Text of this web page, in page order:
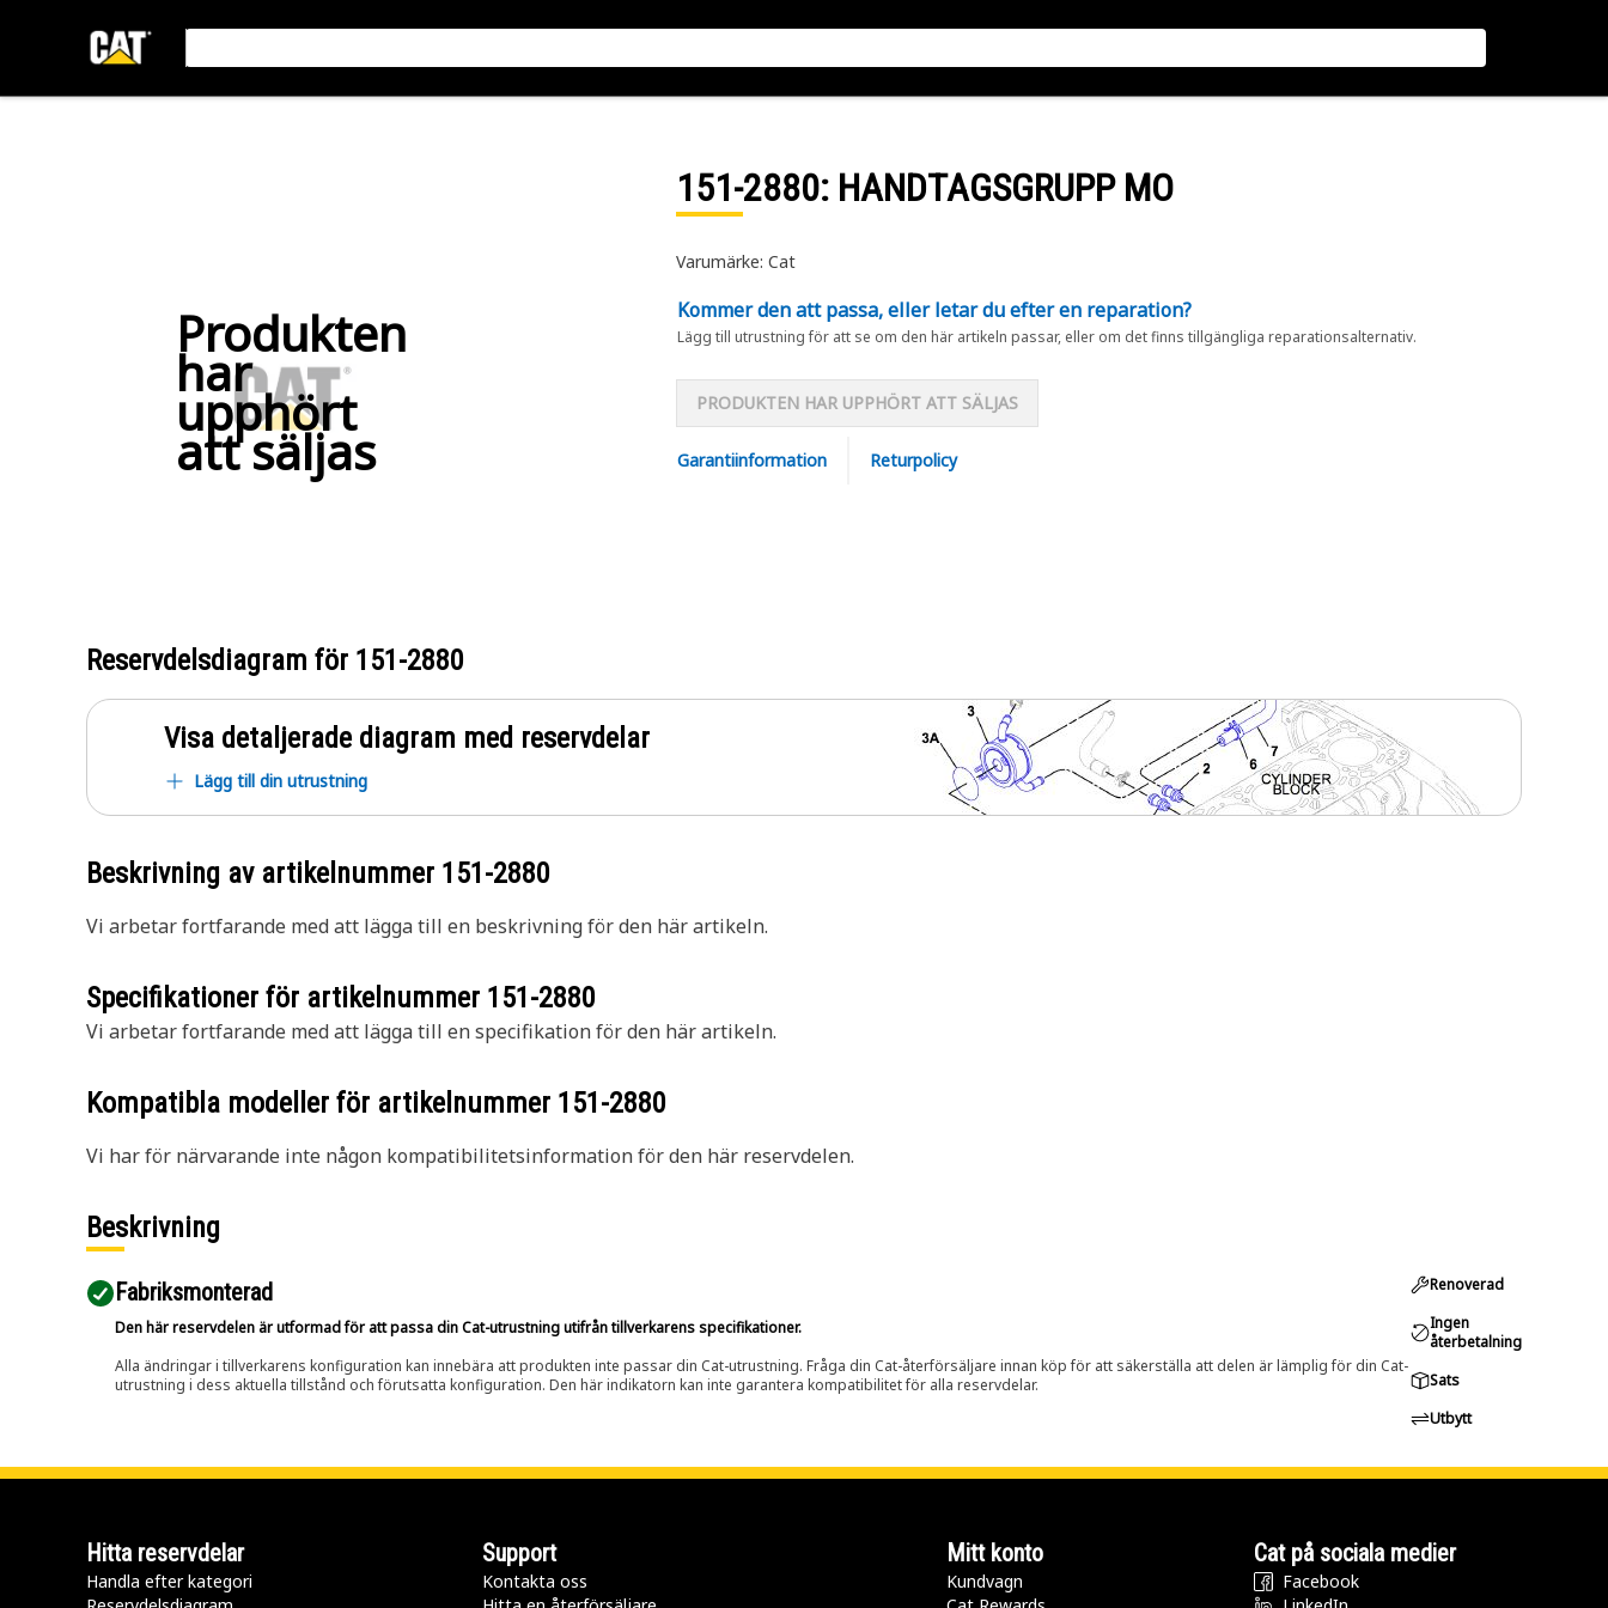
Produkten
har
upphört
att säljas
151-2880: HANDTAGSGRUPP MO
Varumärke: Cat
Kommer den att passa, eller letar du efter en reparation?
Lägg till utrustning för att se om den här artikeln passar, eller om det finns tillgängliga reparationsalternativ.
PRODUKTEN HAR UPPHÖRT ATT SÄLJAS
Garantiinformation Returpolicy
Reservdelsdiagram för 151-2880
Visa detaljerade diagram med reservdelar
Lägg till din utrustning
Beskrivning av artikelnummer 151-2880
Vi arbetar fortfarande med att lägga till en beskrivning för den här artikeln.
Specifikationer för artikelnummer 151-2880
Vi arbetar fortfarande med att lägga till en specifikation för den här artikeln.
Kompatibla modeller för artikelnummer 151-2880
Vi har för närvarande inte någon kompatibilitetsinformation för den här reservdelen.
Beskrivning
Fabriksmonterad
Den här reservdelen är utformad för att passa din Cat-utrustning utifrån tillverkarens specifikationer.
Alla ändringar i tillverkarens konfiguration kan innebära att produkten inte passar din Cat-utrustning. Fråga din Cat-återförsäljare innan köp för att säkerställa att delen är lämplig för din Cat-
utrustning i dess aktuella tillstånd och förutsatta konfiguration. Den här indikatorn kan inte garantera kompatibilitet för alla reservdelar.
Renoverad
Ingen
återbetalning
Sats
Utbytt
Hitta reservdelar
Handla efter kategori
Support
Kontakta oss
Mitt konto
Kundvagn
Cat på sociala medier
Facebook